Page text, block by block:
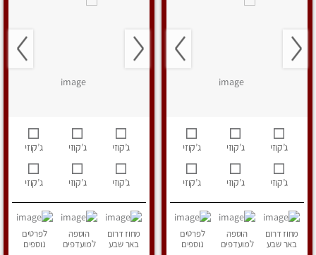
ג’קוזי ג’קוזי ג’קוזי
ג’קוזי ג’קוזי ג’קוזי
מחוז דרום
באר שבע
הוספה
למועדפים
לפרטים
נוספים
ג’קוזי ג’קוזי ג’קוזי
ג’קוזי ג’קוזי ג’קוזי
מחוז דרום
באר שבע
הוספה
למועדפים
לפרטים
נוספים